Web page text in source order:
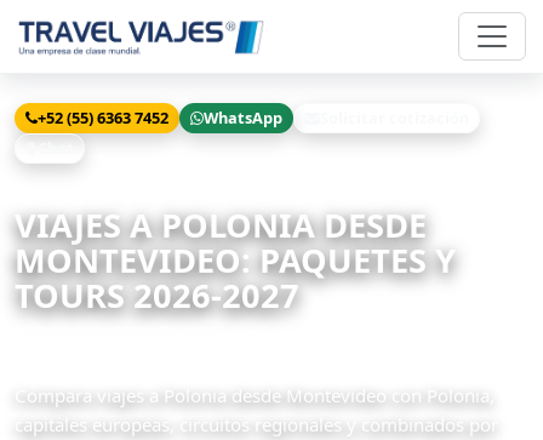
+52 (55) 6363 7452 WhatsApp
VIAJES A POLONIA DESDE
MONTEVIDEO: PAQUETES Y
TOURS 2026-2027
Compara viajes a Polonia desde Montevideo con Polonia,
capitales europeas, circuitos regionales y combinados por